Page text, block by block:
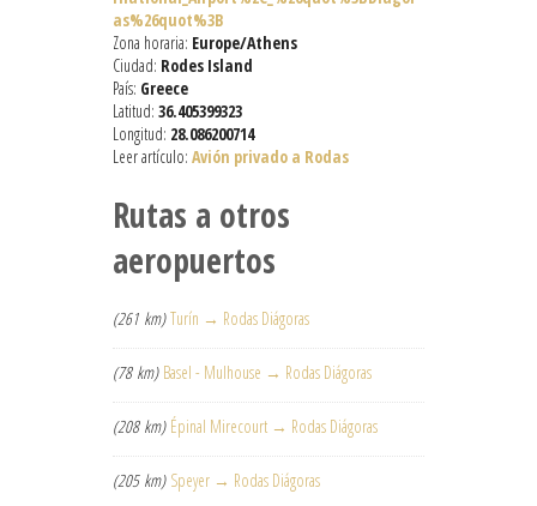
as%26quot%3B
Zona horaria: Europe/Athens
Ciudad: Rodes Island
País: Greece
Latitud: 36.405399323
Longitud: 28.086200714
Leer artículo: Avión privado a Rodas
Rutas a otros
aeropuertos
(261 km) Turín → Rodas Diágoras
(78 km) Basel - Mulhouse → Rodas Diágoras
(208 km) Épinal Mirecourt → Rodas Diágoras
(205 km) Speyer → Rodas Diágoras